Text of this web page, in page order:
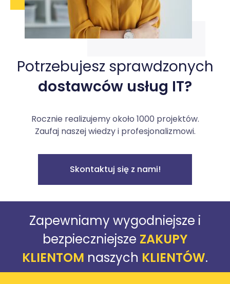
Potrzebujesz sprawdzonych
dostawców usług IT?
Rocznie realizujemy około 1000 projektów.
Zaufaj naszej wiedzy i profesjonalizmowi.
Skontaktuj się z nami!
Zapewniamy wygodniejsze i
bezpieczniejsze ZAKUPY
KLIENTOM naszych KLIENTÓW.